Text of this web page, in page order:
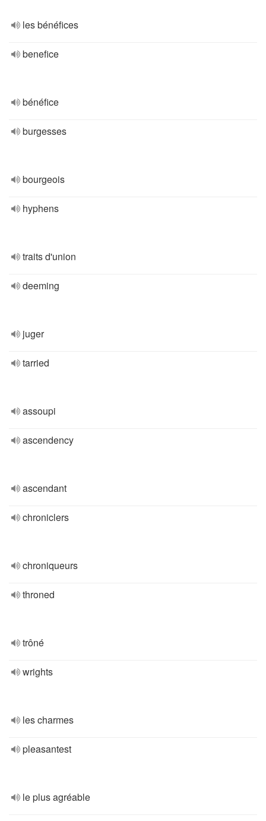
les bénéfices
benefice
bénéfice
burgesses
bourgeois
hyphens
traits d'union
deeming
juger
tarried
assoupi
ascendency
ascendant
chroniclers
chroniqueurs
throned
trôné
wrights
les charmes
pleasantest
le plus agréable